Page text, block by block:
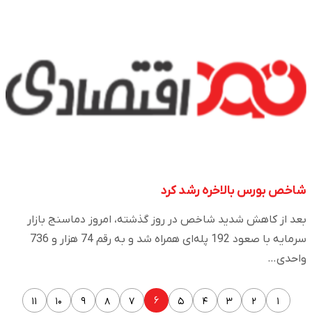
شاخص بورس بالاخره رشد کرد
بعد از کاهش شدید شاخص در روز گذشته، امروز دماسنج بازار
سرمایه با صعود 192 پله‌ای همراه شد و به رقم 74 هزار و 736
واحدی…
۱ ۲ ۳ ۴ ۵ ۶ ۷ ۸ ۹ ۱۰ ۱۱